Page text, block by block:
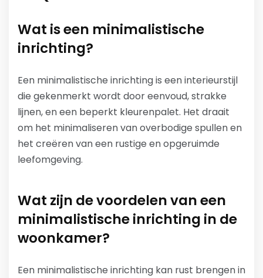
Wat is een minimalistische
inrichting?
Een minimalistische inrichting is een interieurstijl
die gekenmerkt wordt door eenvoud, strakke
lijnen, en een beperkt kleurenpalet. Het draait
om het minimaliseren van overbodige spullen en
het creëren van een rustige en opgeruimde
leefomgeving.
Wat zijn de voordelen van een
minimalistische inrichting in de
woonkamer?
Een minimalistische inrichting kan rust brengen in